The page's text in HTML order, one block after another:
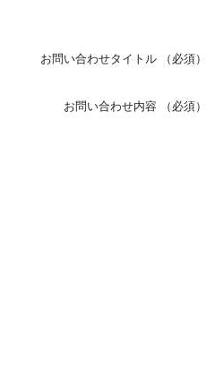
お問い合わせタイトル （必須）
お問い合わせ内容 （必須）